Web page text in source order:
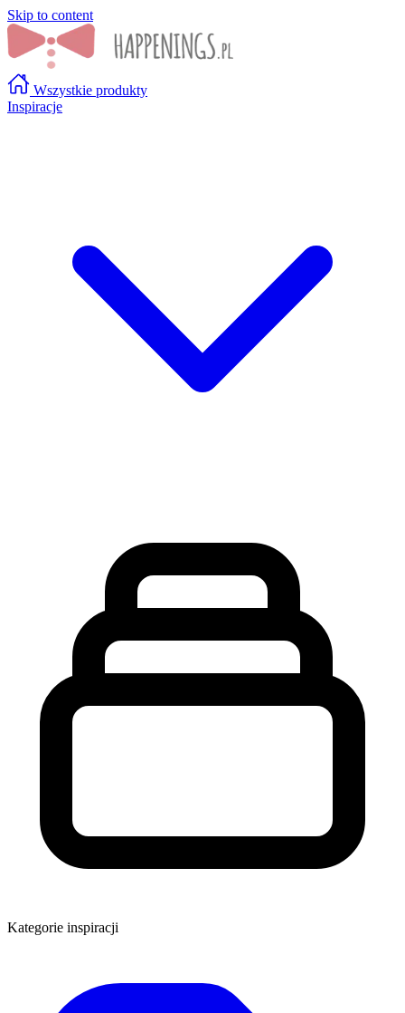
Skip to content
Wszystkie produkty
Inspiracje
Kategorie inspiracji